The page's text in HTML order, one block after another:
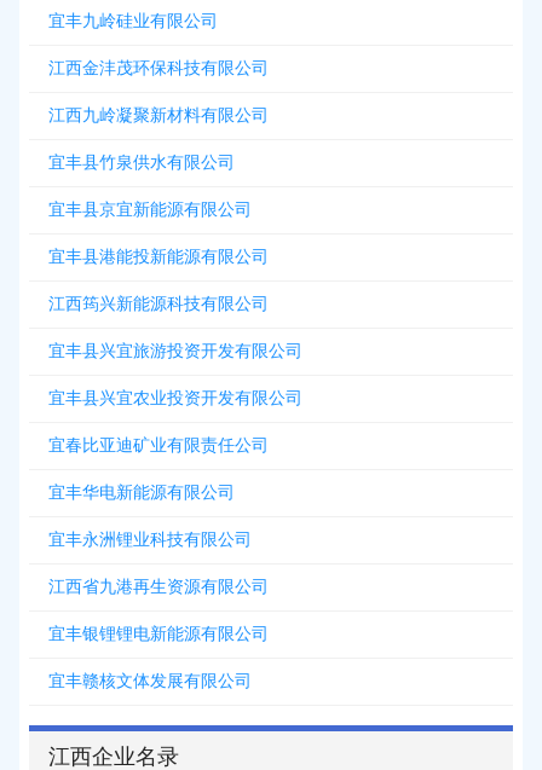
宜丰九岭硅业有限公司
江西金沣茂环保科技有限公司
江西九岭凝聚新材料有限公司
宜丰县竹泉供水有限公司
宜丰县京宜新能源有限公司
宜丰县港能投新能源有限公司
江西筠兴新能源科技有限公司
宜丰县兴宜旅游投资开发有限公司
宜丰县兴宜农业投资开发有限公司
宜春比亚迪矿业有限责任公司
宜丰华电新能源有限公司
宜丰永洲锂业科技有限公司
江西省九港再生资源有限公司
宜丰银锂锂电新能源有限公司
宜丰赣核文体发展有限公司
江西企业名录